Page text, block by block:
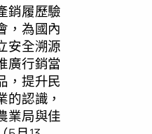
銷履歷驗
，為國內
安全溯源
廣行銷當
，提升民
的認識，
業局與佳